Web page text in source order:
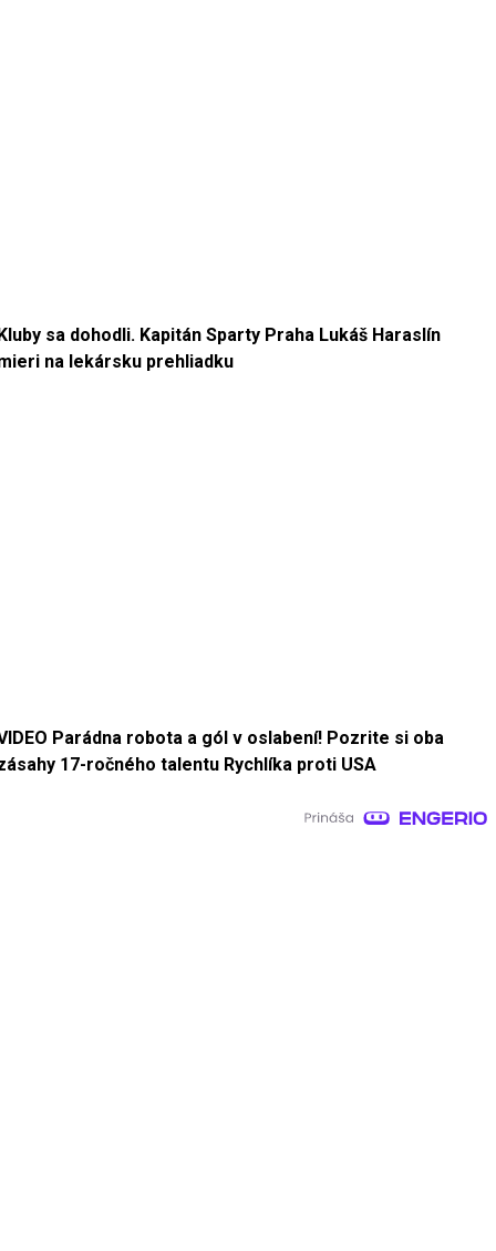
sa dohodli. Kapitán Sparty Praha Lukáš Haraslín
na lekársku prehliadku
Parádna robota a gól v oslabení! Pozrite si oba
17-ročného talentu Rychlíka proti USA